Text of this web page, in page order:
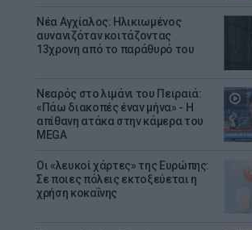
Νέα Αγχίαλος: Ηλικιωμένος
αυνανιζόταν κοιτάζοντας
13χρονη από το παράθυρό του
Νεαρός στο λιμάνι του Πειραιά:
«Πάω διακοπές έναν μήνα» - Η
απίθανη ατάκα στην κάμερα του
MEGA
Οι «λευκοί χάρτες» της Ευρώπης:
Σε ποιες πόλεις εκτοξεύεται η
χρήση κοκαΐνης